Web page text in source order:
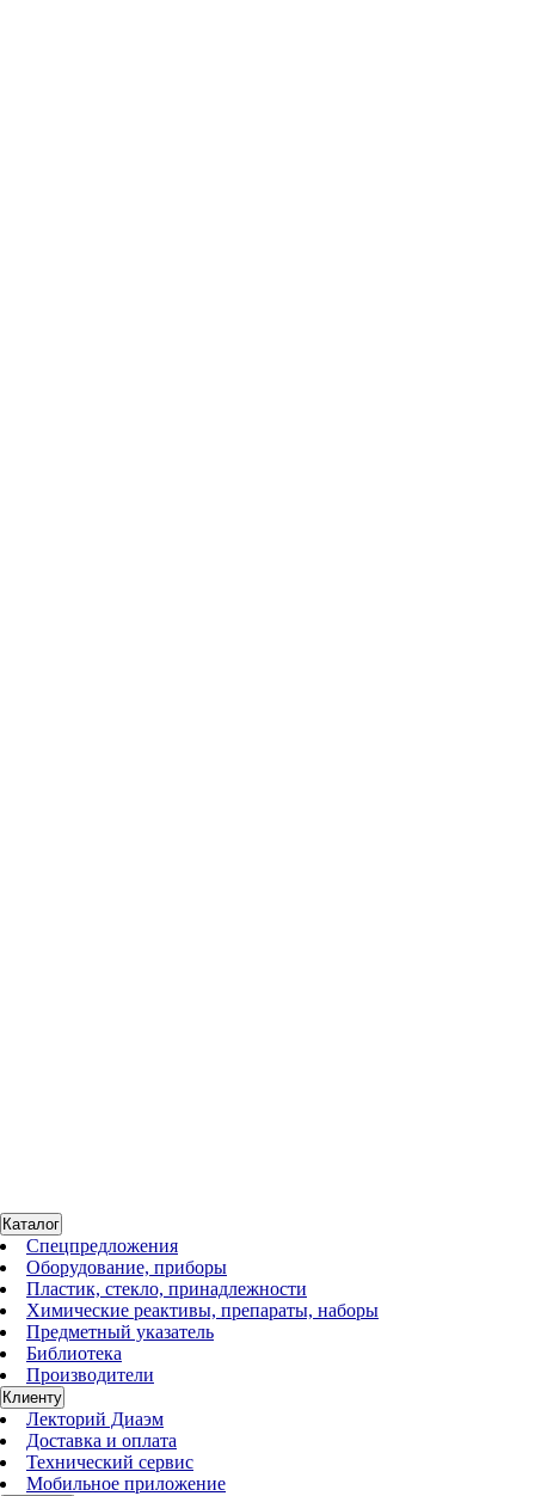
Каталог
Спецпредложения
Оборудование, приборы
Пластик, стекло, принадлежности
Химические реактивы, препараты, наборы
Предметный указатель
Библиотека
Производители
Клиенту
Лекторий Диаэм
Доставка и оплата
Технический сервис
Мобильное приложение